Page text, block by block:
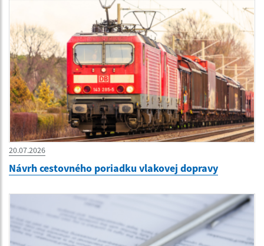
20.07.2026
Návrh cestovného poriadku vlakovej dopravy